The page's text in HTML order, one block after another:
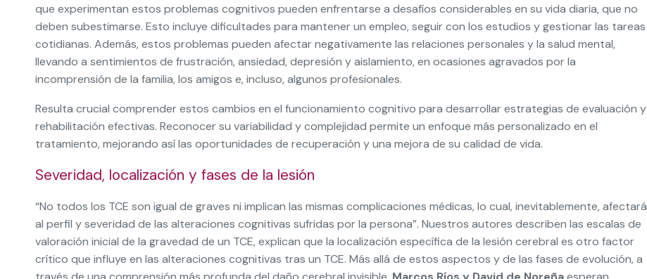
que experimentan estos problemas cognitivos pueden enfrentarse a desafíos considerables en su vida diaria, que no
deben subestimarse. Esto incluye dificultades para mantener un empleo, seguir con los estudios y gestionar las tareas
cotidianas. Además, estos problemas pueden afectar negativamente las relaciones personales y la salud mental,
llevando a sentimientos de frustración, ansiedad, depresión y aislamiento, en ocasiones agravados por la
incomprensión de la familia, los amigos e, incluso, algunos profesionales.
Resulta crucial comprender estos cambios en el funcionamiento cognitivo para desarrollar estrategias de evaluación y
rehabilitación efectivas. Reconocer su variabilidad y complejidad permite un enfoque más personalizado en el
tratamiento, mejorando así las oportunidades de recuperación y una mejora de su calidad de vida.
Severidad, localización y fases de la lesión
“No todos los TCE son igual de graves ni implican las mismas complicaciones médicas, lo cual, inevitablemente, afectará
al perfil y severidad de las alteraciones cognitivas sufridas por la persona”. Nuestros autores describen las escalas de
valoración inicial de la gravedad de un TCE, explican que la localización específica de la lesión cerebral es otro factor
crítico que influye en las alteraciones cognitivas tras un TCE. Más allá de estos aspectos y de las fases de evolución, a